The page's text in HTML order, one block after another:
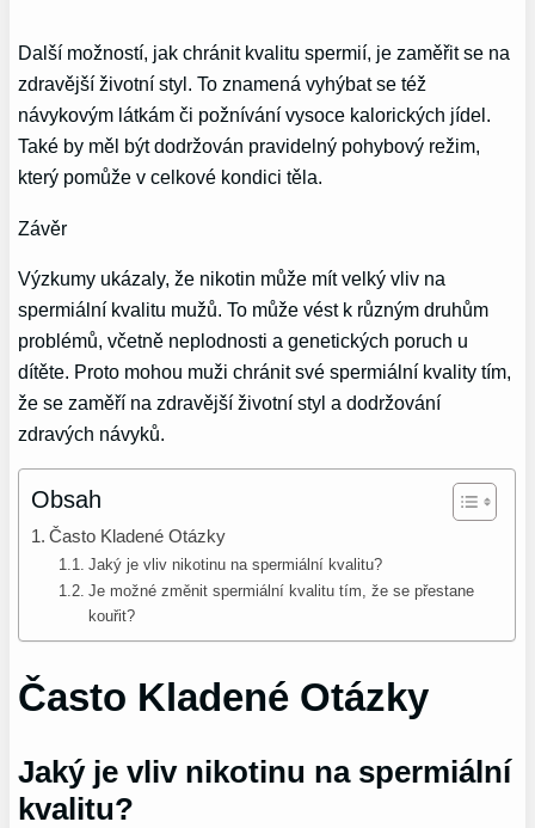
Další možností, jak chránit kvalitu spermií, je zaměřit se na
zdravější životní styl. To znamená vyhýbat se též
návykovým látkám či požnívání vysoce kalorických jídel.
Také by měl být dodržován pravidelný pohybový režim,
který pomůže v celkové kondici těla.
Závěr
Výzkumy ukázaly, že nikotin může mít velký vliv na
spermiální kvalitu mužů. To může vést k různým druhům
problémů, včetně neplodnosti a genetických poruch u
dítěte. Proto mohou muži chránit své spermiální kvality tím,
že se zaměří na zdravější životní styl a dodržování
zdravých návyků.
Obsah
Často Kladené Otázky
Jaký je vliv nikotinu na spermiální kvalitu?
Je možné změnit spermiální kvalitu tím, že se přestane
kouřit?
Často Kladené Otázky
Jaký je vliv nikotinu na spermiální
kvalitu?